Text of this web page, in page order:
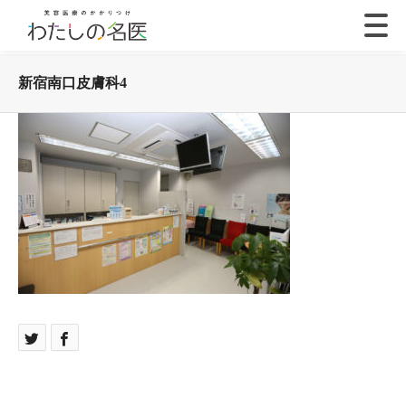
新宿南口皮膚科4